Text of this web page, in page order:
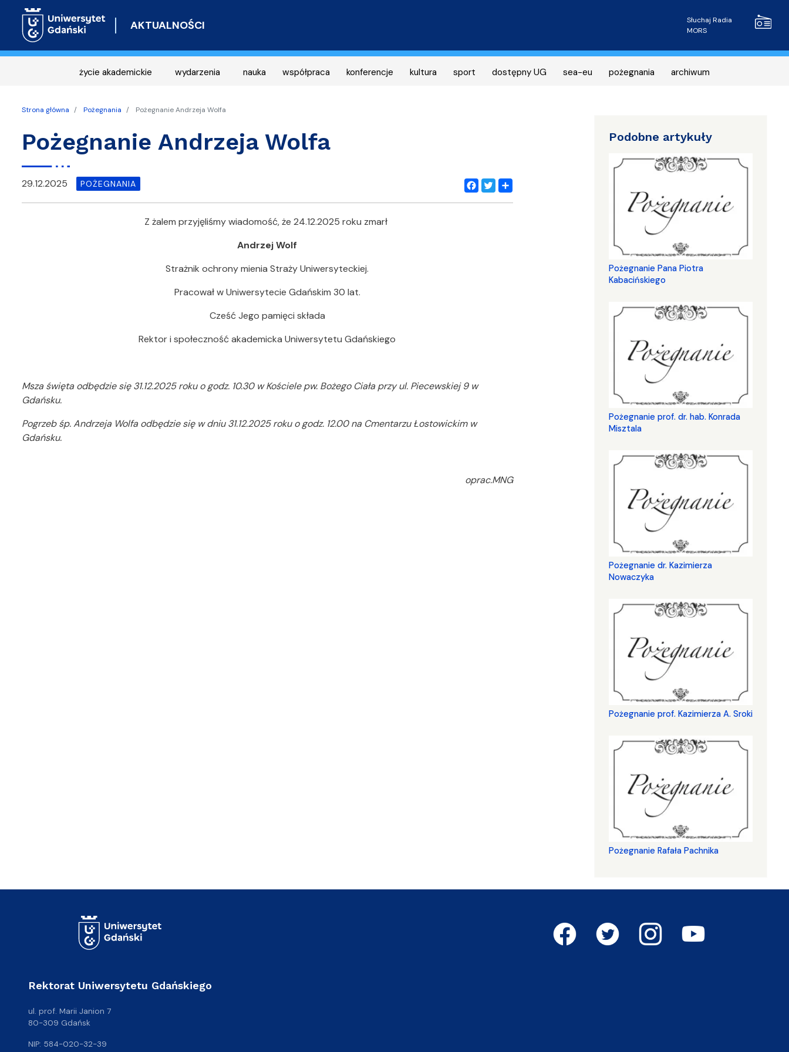
AKTUALNOŚCI Radio
Słuchaj Radia
MORS
życie akademickie wydarzenia nauka współpraca konferencje kultura sport dostępny UG sea-eu pożegnania archiwum
Strona główna Pożegnania Pożegnanie Andrzeja Wolfa
Pożegnanie Andrzeja Wolfa
Facebook
Twitter
Share
29.12.2025 POŻEGNANIA
Z żalem przyjęliśmy wiadomość, że 24.12.2025 roku zmarł
Andrzej Wolf
Strażnik ochrony mienia Straży Uniwersyteckiej.
Pracował w Uniwersytecie Gdańskim 30 lat.
Cześć Jego pamięci składa
Rektor i społeczność akademicka Uniwersytetu Gdańskiego
Msza święta odbędzie się 31.12.2025 roku o godz. 10.30 w Kościele pw. Bożego Ciała przy ul. Piecewskiej 9 w
Gdańsku.
Pogrzeb śp. Andrzeja Wolfa odbędzie się w dniu 31.12.2025 roku o godz. 12.00 na Cmentarzu Łostowickim w
Gdańsku.
oprac.MNG
Podobne artykuły
Pożegnanie Pana Piotra
Kabacińskiego
Pożegnanie prof. dr. hab. Konrada
Misztala
Pożegnanie dr. Kazimierza
Nowaczyka
Pożegnanie prof. Kazimierza A. Sroki
Pożegnanie Rafała Pachnika
Rektorat Uniwersytetu Gdańskiego
ul. prof. Marii Janion 7
80-309 Gdańsk
NIP: 584-020-32-39